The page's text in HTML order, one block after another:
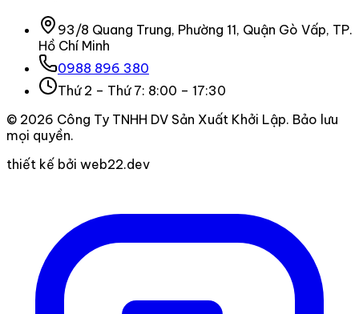
93/8 Quang Trung, Phường 11, Quận Gò Vấp, TP.
Hồ Chí Minh
0988 896 380
Thứ 2 – Thứ 7: 8:00 – 17:30
© 2026 Công Ty TNHH DV Sản Xuất Khởi Lập. Bảo lưu
mọi quyền.
thiết kế bởi web22.dev